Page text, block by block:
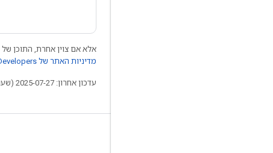
אלא אם צוין אחרת, התוכן של
מדיניות האתר של Google Developers‏
עדכון אחרון: 2025-07-27 (שעון UTC).